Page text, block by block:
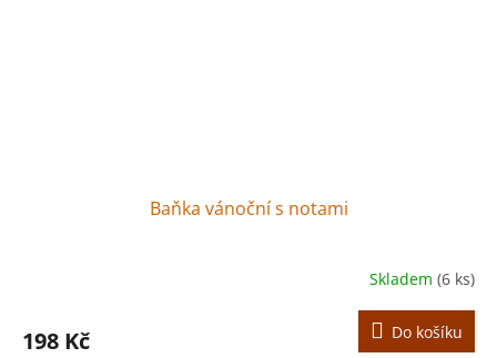
Baňka vánoční s notami
Skladem (6 ks)
198 Kč Do košíku